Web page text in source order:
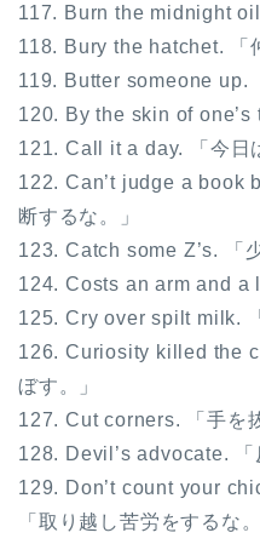
117. Burn the midnight
118. Bury the hatchet. 「
119. Butter someone up.
120. By the skin of one’s
121. Call it a day. 「今日
122. Can’t judge a book
断するな。」
123. Catch some Z’s. 「
124. Costs an arm and a
125. Cry over spilt milk.
126. Curiosity killed the
ぼす。」
127. Cut corners. 「手を
128. Devil’s advocate. 「
129. Don’t count your
「取り越し苦労をするな。